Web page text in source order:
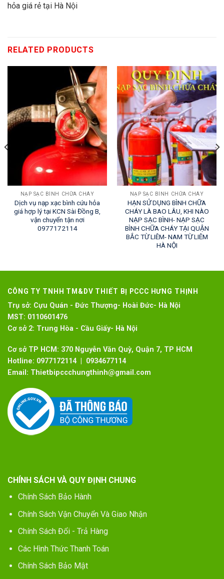
hỏa giá rẻ tại Hà Nội
RELATED PRODUCTS
NẠP SẠC BÌNH CHỮA CHÁY
Dịch vụ nạp xạc bình cứu hỏa
giá hợp lý tại KCN Sài Đồng B,
vận chuyển tận nơi
0977172114
NẠP SẠC BÌNH CHỮA CHÁY
HẠN SỬ DỤNG BÌNH CHỮA
CHÁY LÀ BAO LÂU, KHI NÀO
NẠP SẠC BÌNH- NẠP SẠC
BÌNH CHỮA CHÁY TẠI QUẬN
BẮC TỪ LIÊM- NAM TỪ LIÊM
HÀ NỘI
CÔNG TY TNHH TM&DV THIẾT BỊ PCCC HƯNG THỊNH
Trụ sở: Cựu Quán - Đức Thượng- Hoài Đức- Hà Nội
MST: 0110601476
Cơ sở 2: Trung Hòa - Cầu Giấy- Hà Nội
Cơ sở TP HCM: 370 Nguyễn Văn Quỳ, Quận 7, TP HCM
Hotline: 0977172114 | 0934677114
Email: Thietbipccchungthinh@gmail.com
CHÍNH SÁCH VÀ QUY ĐỊNH CHUNG
Chính Sách Bảo Hành
Chính Sách Vận Chuyển Và Giao Nhận
Chính Sách Đổi - Trả Hàng
Các Hình Thức Thanh Toán
Chính Sách Bảo Mật